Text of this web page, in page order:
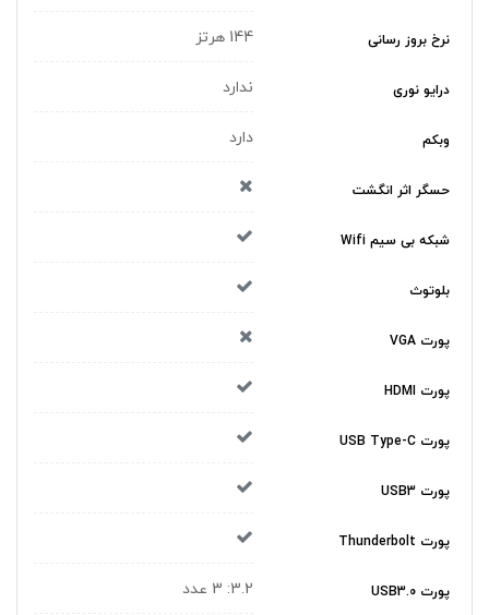
نرخ بروز رسانی 144 هرتز
درایو نوری ندارد
وبکم دارد
حسگر اثر انگشت
شبکه بی سیم Wifi
بلوتوث
پورت VGA
پورت HDMI
پورت USB Type-C
پورت USB3
پورت Thunderbolt
پورت USB3.0 3.2: 3 عدد